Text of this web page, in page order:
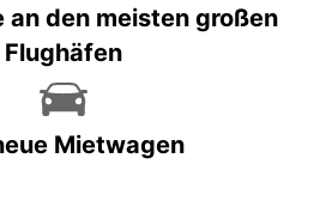
den meisten großen
Flughäfen
Mietwagen